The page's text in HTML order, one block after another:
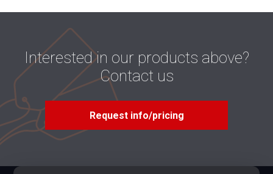
Interested in our products above?
Contact us
Request info/pricing